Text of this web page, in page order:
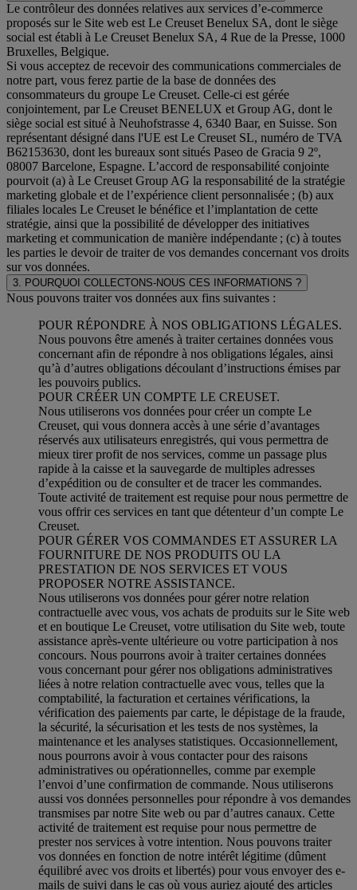
Le contrôleur des données relatives aux services d’e-commerce
proposés sur le Site web est Le Creuset Benelux SA, dont le siège
social est établi à Le Creuset Benelux SA, 4 Rue de la Presse, 1000
Bruxelles, Belgique.
Si vous acceptez de recevoir des communications commerciales de
notre part, vous ferez partie de la base de données des
consommateurs du groupe Le Creuset. Celle-ci est gérée
conjointement, par Le Creuset BENELUX et Group AG, dont le
siège social est situé à Neuhofstrasse 4, 6340 Baar, en Suisse. Son
représentant désigné dans l'UE est Le Creuset SL, numéro de TVA
B62153630, dont les bureaux sont situés Paseo de Gracia 9 2º,
08007 Barcelone, Espagne. L’accord de responsabilité conjointe
pourvoit (a) à Le Creuset Group AG la responsabilité de la stratégie
marketing globale et de l’expérience client personnalisée ; (b) aux
filiales locales Le Creuset le bénéfice et l’implantation de cette
stratégie, ainsi que la possibilité de développer des initiatives
marketing et communication de manière indépendante ; (c) à toutes
les parties le devoir de traiter de vos demandes concernant vos droits
sur vos données.
3. POURQUOI COLLECTONS-NOUS CES INFORMATIONS ?
Nous pouvons traiter vos données aux fins suivantes :
POUR RÉPONDRE À NOS OBLIGATIONS LÉGALES.
Nous pouvons être amenés à traiter certaines données vous
concernant afin de répondre à nos obligations légales, ainsi
qu’à d’autres obligations découlant d’instructions émises par
les pouvoirs publics.
POUR CRÉER UN COMPTE LE CREUSET.
Nous utiliserons vos données pour créer un compte Le
Creuset, qui vous donnera accès à une série d’avantages
réservés aux utilisateurs enregistrés, qui vous permettra de
mieux tirer profit de nos services, comme un passage plus
rapide à la caisse et la sauvegarde de multiples adresses
d’expédition ou de consulter et de tracer les commandes.
Toute activité de traitement est requise pour nous permettre de
vous offrir ces services en tant que détenteur d’un compte Le
Creuset.
POUR GÉRER VOS COMMANDES ET ASSURER LA
FOURNITURE DE NOS PRODUITS OU LA
PRESTATION DE NOS SERVICES ET VOUS
PROPOSER NOTRE ASSISTANCE.
Nous utiliserons vos données pour gérer notre relation
contractuelle avec vous, vos achats de produits sur le Site web
et en boutique Le Creuset, votre utilisation du Site web, toute
assistance après-vente ultérieure ou votre participation à nos
concours. Nous pourrons avoir à traiter certaines données
vous concernant pour gérer nos obligations administratives
liées à notre relation contractuelle avec vous, telles que la
comptabilité, la facturation et certaines vérifications, la
vérification des paiements par carte, le dépistage de la fraude,
la sécurité, la sécurisation et les tests de nos systèmes, la
maintenance et les analyses statistiques. Occasionnellement,
nous pourrons avoir à vous contacter pour des raisons
administratives ou opérationnelles, comme par exemple
l’envoi d’une confirmation de commande. Nous utiliserons
aussi vos données personnelles pour répondre à vos demandes
transmises par notre Site web ou par d’autres canaux. Cette
activité de traitement est requise pour nous permettre de
prester nos services à votre intention. Nous pouvons traiter
vos données en fonction de notre intérêt légitime (dûment
équilibré avec vos droits et libertés) pour vous envoyer des e-
mails de suivi dans le cas où vous auriez ajouté des articles